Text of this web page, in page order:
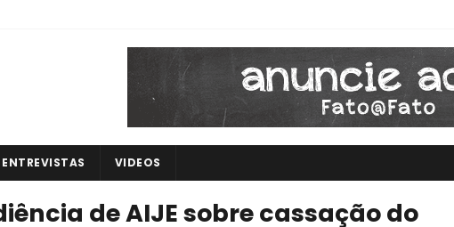
ENTREVISTAS VIDEOS
de AIJE sobre cassação do